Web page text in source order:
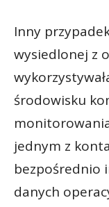
Inny
wysiedlonej z
środowisku
jednym z
bezpośrednio
danych